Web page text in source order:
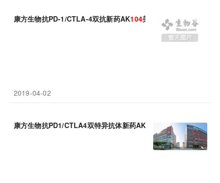
康方生物抗PD-1/CTLA-4双抗新药AK104美国临床试验IND获批
2019-04-02
康方生物抗PD1/CTLA4双特异抗体新药AK 中国临床试验顺